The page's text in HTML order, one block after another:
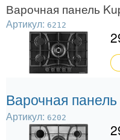
Варочная панель
Артикул: 6212
Варочная
Артикул: 6202